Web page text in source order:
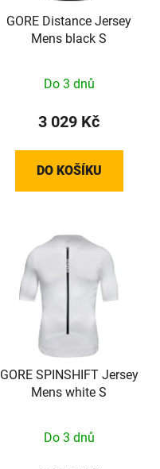
GORE Distance Jersey
Mens black S
Do 3 dnů
3 029 Kč
DO KOŠÍKU
GORE SPINSHIFT Jersey
Mens white S
Do 3 dnů